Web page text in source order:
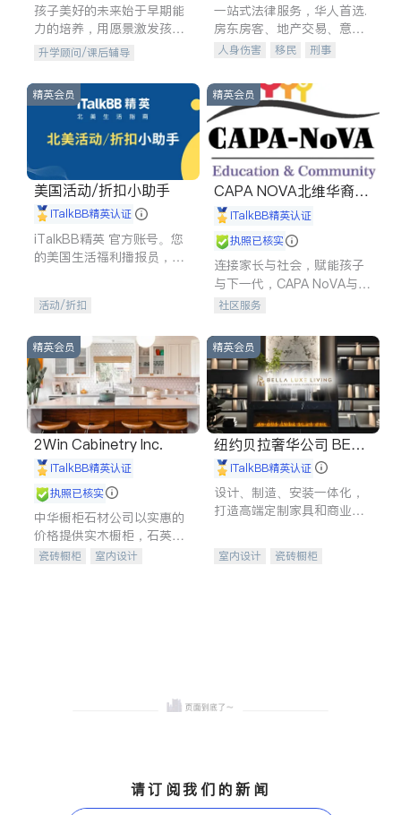
孩子美好的未来始于早期能
力的培养，用愿景激发孩子
的学习潜力和动力。理念：
拥有成长型心态是成功的基
石。
升学顾问/课后辅导
一站式法律服务，华人首选.
房东房客、地产交易、意外
伤害、车祸重伤、商业诉
建筑合同、刑事案件全包办
人身伤害 移民
刑事
信托/遗嘱
商业
索赔
律师-其它 保释
精英会员
美国活动/折扣小助手
iTalkBB精英认证
iTalkBB精英 官方账号。您
的美国生活福利播报员，精
专属福利。
活动/折扣
精英会员
CAPA NOVA北维华裔家
长会iTalkBB精英认证
执照已核实
连接家长与社会，赋能孩子
与下一代，CAPA NoVA与您
携手建设包容、公平、充满
社区服务
精英会员
2Win Cabinetry Inc.
iTalkBB精英认证
执照已核实
中华橱柜石材公司以实惠的
价格提供实木橱柜，石英石
台面，多种优质不锈钢水
瓷砖橱柜
室内设计
精英会员
纽约贝拉奢华公司 BELL
A LUXE
iTalkBB精英认证
设计、制造、安装一体化，
打造高端定制家具和商业空
室内设计
瓷砖橱柜
请订阅我们的新闻